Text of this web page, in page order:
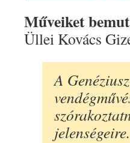
Műveiket
Üllei Kovács
A
jelenségeire.